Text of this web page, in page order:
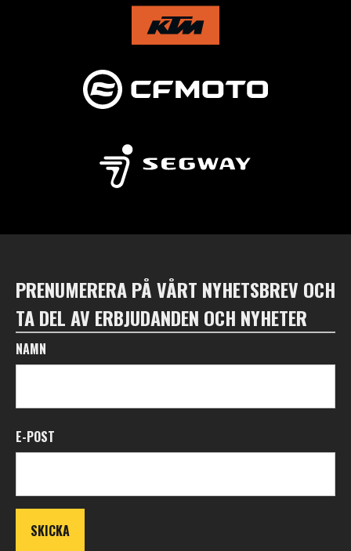
PRENUMERERA PÅ VÅRT NYHETSBREV OCH
TA DEL AV ERBJUDANDEN OCH NYHETER
NAMN
E-POST